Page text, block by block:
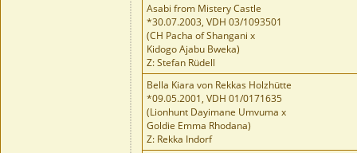
Asabi from Mistery Castle
*30.07.2003, VDH 03/1093501
(CH Pacha of Shangani x
Kidogo Ajabu Bweka)
Z: Stefan Rüdell
Bella Kiara von Rekkas Holzhütte
*09.05.2001, VDH 01/0171635
(Lionhunt Dayimane Umvuma x
Goldie Emma Rhodana)
Z: Rekka Indorf